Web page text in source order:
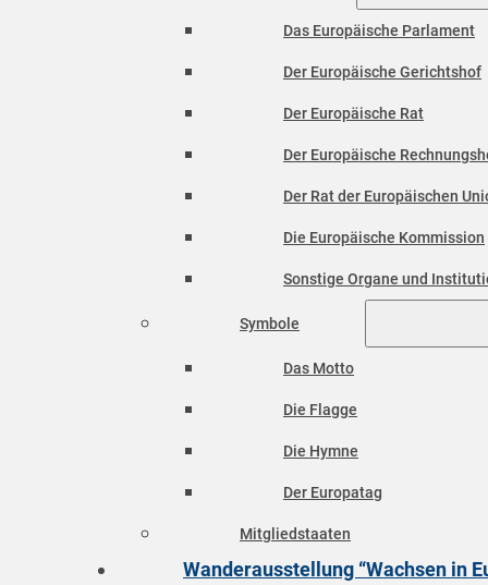
Das Europäische Parlament
Der Europäische Gerichtshof
Der Europäische Rat
Der Europäische
Der Rat der Europäischen
Die Europäische Kommission
Sonstige Organe und
Symbole
Das Motto
Die Flagge
Die Hymne
Der Europatag
Mitgliedstaaten
Wanderausstellung “Wachsen in